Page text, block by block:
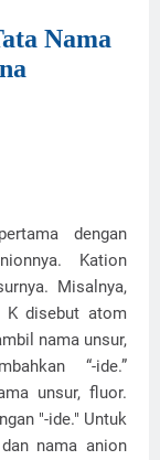
Nama
dengan
Kation
Misalnya,
K disebut atom
nama unsur,
“-ide.”
unsur, fluor.
"-ide." Untuk
nama anion